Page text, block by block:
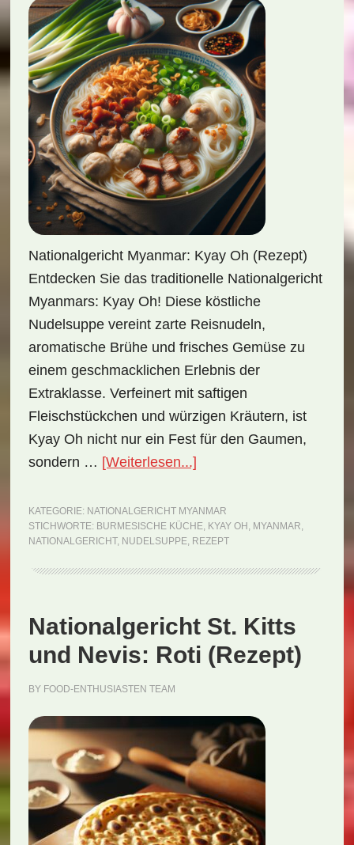
Nationalgericht Myanmar: Kyay Oh (Rezept)
Entdecken Sie das traditionelle Nationalgericht
Myanmars: Kyay Oh! Diese köstliche
Nudelsuppe vereint zarte Reisnudeln,
aromatische Brühe und frisches Gemüse zu
einem geschmacklichen Erlebnis der
Extraklasse. Verfeinert mit saftigen
Fleischstückchen und würzigen Kräutern, ist
Kyay Oh nicht nur ein Fest für den Gaumen,
sondern … [Weiterlesen...]ÜberNationalgericht
Kyay
Oh
KATEGORIE: NATIONALGERICHT MYANMAR
STICHWORTE: BURMESISCHE KÜCHE, KYAY OH , MYANMAR,
NATIONALGERICHT, NUDELSUPPE, REZEPT
Nationalgericht St. Kitts
und Nevis: Roti (Rezept)
BY FOOD-ENTHUSIASTEN TEAM